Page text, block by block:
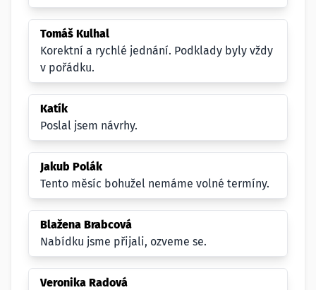
Tomáš Kulhal
Korektní a rychlé jednání. Podklady byly vždy
v pořádku.
Katík
Poslal jsem návrhy.
Jakub Polák
Tento měsíc bohužel nemáme volné termíny.
Blažena Brabcová
Nabídku jsme přijali, ozveme se.
Veronika Radová